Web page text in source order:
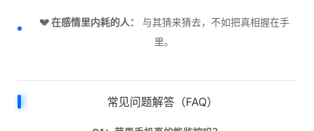
💔 在感情里内耗的人：
与其猜来猜去，不如把真相握在手
里。
常见问题解答（FAQ）